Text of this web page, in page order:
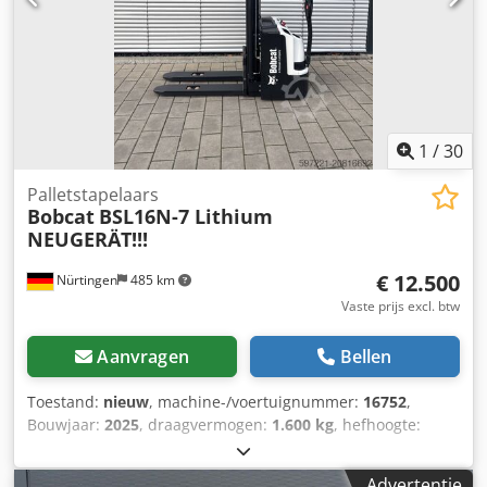
1 /30
Nürtingen 485 km
Palletstapelaars
Bobcat BSL16N-7 Lithium
NEUGERÄT!!!
€ 12.500
Vaste prijs excl. btw
Aanvragen Bellen
Toestand: nieuw, machine-/voertuignummer: 16752,
Bouwjaar: 2025, draagvermogen: 1.600 kg, hefhoogte:
1.820 mm
600 mm, brandstoftype:elektrisch, masttype:triplex,